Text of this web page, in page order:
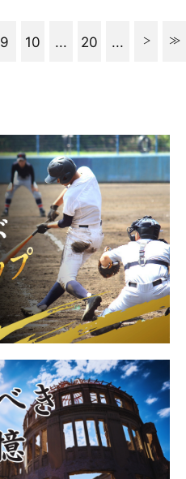
9 10 ... 20 ...